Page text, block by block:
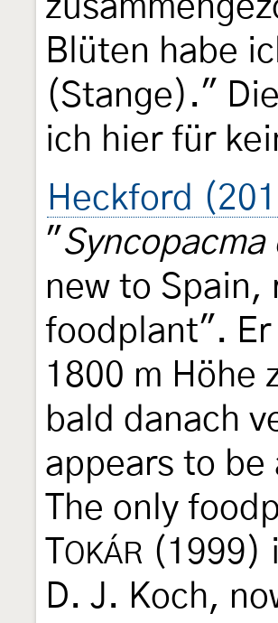
Blüten habe
(Stange)."
ich hier für
Heckford
"
new to Spain,
foodplant".
1800 m Höhe
bald danach
appears to
The only
OKÁR (1999)
D. J. Koch,